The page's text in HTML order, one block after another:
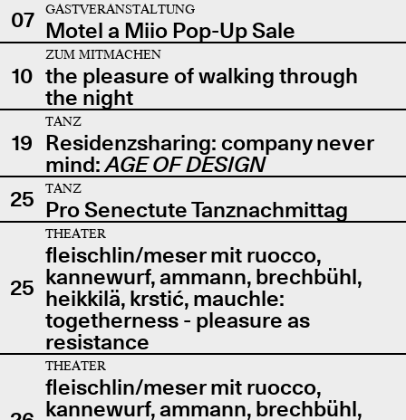
07
GASTVERANSTALTUNG
Motel a Miio Pop-Up Sale
10
ZUM MITMACHEN
the pleasure of walking through
the night
19
TANZ
Residenzsharing: company never
mind:AGE OF DESIGN
25
TANZ
Pro Senectute Tanznachmittag
25
THEATER
fleischlin/meser mit ruocco,
kannewurf, ammann, brechbühl,
heikkilä, krstić, mauchle:
togetherness - pleasure as
resistance
THEATER
fleischlin/meser mit ruocco,
kannewurf, ammann, brechbühl,